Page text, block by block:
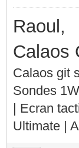
Raoul,
Calaos
Calaos git
Sondes
| Ecran
Ultimate |